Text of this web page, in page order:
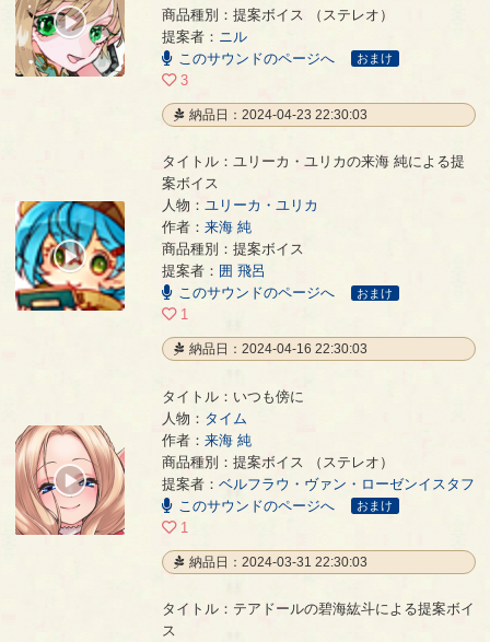
商品種別：提案ボイス （ステレオ）
提案者： ニル
このサウンドのページへ
おまけ
3
納品日：2024-04-23 22:30:03
ユリーカ・ユリカの来海 純による提案ボイス
タイトル：ユリーカ・ユリカの来海 純による提
案ボイス
人物： ユリーカ・ユリカ
作者： 来海 純
商品種別：提案ボイス
提案者： 囲 飛呂
このサウンドのページへ
おまけ
1
納品日：2024-04-16 22:30:03
いつも傍に - 来海 純
00:00
03:20
タイトル：いつも傍に
人物： タイム
作者： 来海 純
商品種別：提案ボイス （ステレオ）
提案者： ベルフラウ・ヴァン・ローゼンイスタフ
このサウンドのページへ
おまけ
1
納品日：2024-03-31 22:30:03
タイトル：テアドールの碧海紘斗による提案ボイ
ス